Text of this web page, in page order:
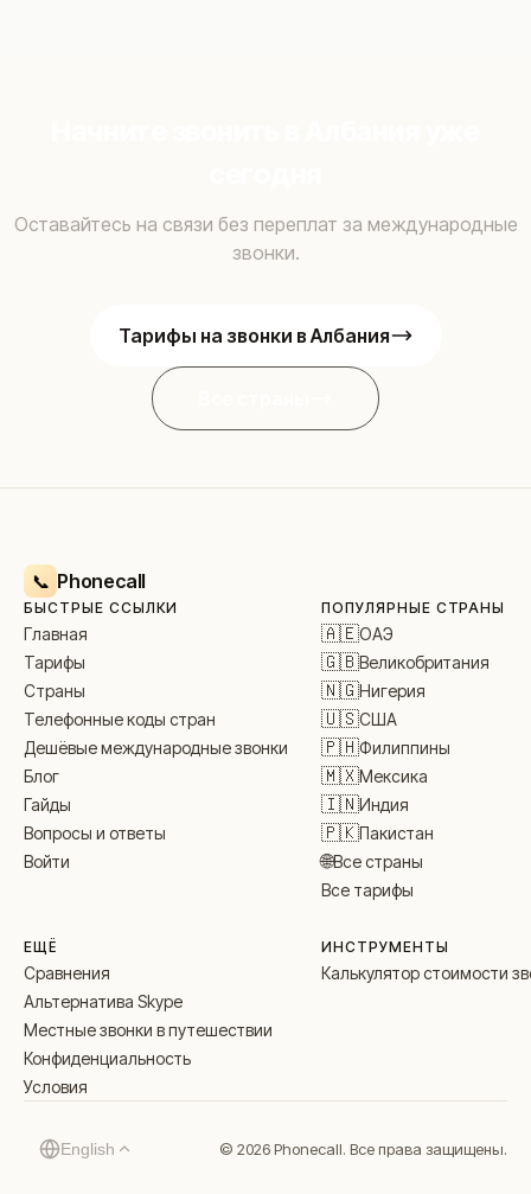
Оставайтесь на связи без переплат за международные
звонки.
Тарифы на звонки в Албания
📞 Phonecall
БЫСТРЫЕ ССЫЛКИ
Главная
Тарифы
Страны
Телефонные коды стран
Дешёвые международные звонки
Блог
Гайды
Вопросы и ответы
Войти
ПОПУЛЯРНЫЕ СТРАНЫ
🇦🇪ОАЭ
🇬🇧Великобритания
🇳🇬Нигерия
🇺🇸США
🇵🇭Филиппины
🇲🇽Мексика
🇮🇳Индия
🇵🇰Пакистан
🌐Все страны
Все тарифы
ЕЩЁ
Сравнения
Альтернатива Skype
Местные звонки в путешествии
Конфиденциальность
Условия
ИНСТРУМЕНТЫ
Калькулятор стоимости
English © 2026 Phonecall. Все права защищены.